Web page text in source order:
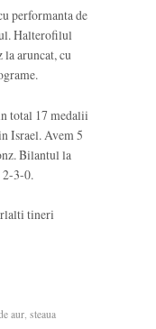
performanta de
Halterofilul
la aruncat, cu
total 17 medalii
Israel. Avem 5
Bilantul la
3-0.
tineri
aur steaua